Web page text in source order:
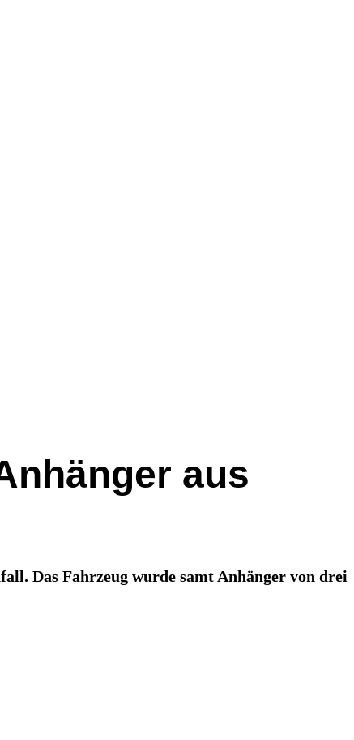
aus
Das Fahrzeug wurde samt Anhänger von drei